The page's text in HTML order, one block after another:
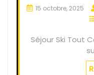
15 octobre, 2025
Séjour Ski Tout